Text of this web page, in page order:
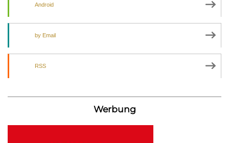
Android
by Email
RSS
Werbung